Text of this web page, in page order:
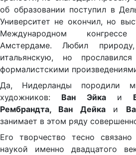
об образовании поступил в
Университет не окончил, но
Международном
Амстердаме. Любил
итальянскую, но прославился
формалистскими
Да, Нидерланды породили
художников: Ван Эйкаи
Рембрандта, Ван Дейкаи
занимает в этом ряду
Его творчество тесно
наукой именно двадцатого